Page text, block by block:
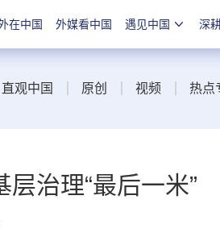
在中国 外媒看中国 遇见中国 深
直观中国 原创 视频 热点
治理“最后一米”